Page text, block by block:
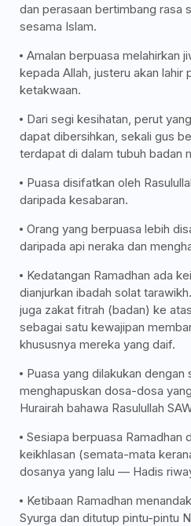
dan perasaan bertimbang rasa
sesama Islam.
Amalan berpuasa melahirkan
kepada Allah, justeru akan lahir
ketakwaan.
Dari segi kesihatan, perut
dapat dibersihkan, sekali gus
terdapat di dalam tubuh badan
Puasa disifatkan oleh
daripada kesabaran.
Orang yang berpuasa lebih
daripada api neraka dan
Kedatangan Ramadhan ada
dianjurkan ibadah solat
juga zakat fitrah (badan) ke
sebagai satu kewajipan
khususnya mereka yang daif.
Puasa yang dilakukan dengan
menghapuskan dosa-dosa
Hurairah bahawa Rasulullah
Sesiapa berpuasa Ramadhan
keikhlasan (semata-mata
dosanya yang lalu — Hadis
Ketibaan Ramadhan
Syurga dan ditutup pintu-pintu